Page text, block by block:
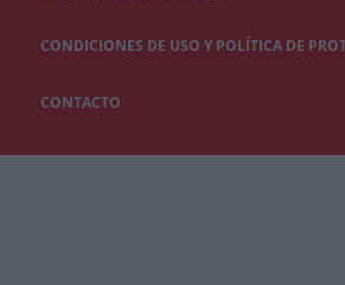
CONDICIONES DE USO Y POLÍTICA DE
CONTACTO